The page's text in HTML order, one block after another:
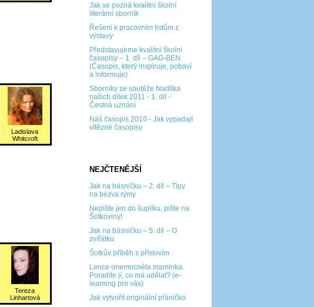
Jak se pozná kvalitní školní
literární sborník
Řešení k pracovním listům z
výstavy
Představujeme kvalitní školní
časopisy – 1. díl – GAG-BEN
(Časopis, který inspiruje, pobaví
a informuje)
Sborníky ze soutěže Nadílka
našich dílek 2011 - 1. díl -
Čestná uznání
Náš časopis 2010 - Jak vypadají
vítězné časopisy
NEJČTENĚJŠÍ
Jak na básničku – 2. díl – Tipy
na bezva rýmy
Nepište jen do šuplíku, pište na
Šotkoviny!
Jak na básničku – 5. díl – O
zvířátku
Šotkův příběh s příslovím
Lence onemocněla maminka.
Poradíte jí, co má udělat? (e-
learning pro vás)
Jak vytvořit originální přáníčko
Ladislava
Whitcroft
Tereza
Linhartová